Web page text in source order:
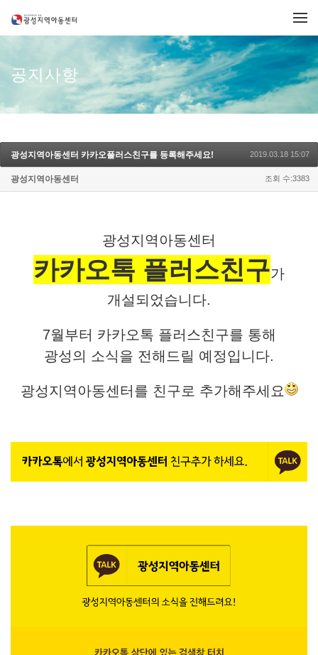
공지사항
광성지역아동센터 카카오플러스친구를 등록해주세요! 2019.03.18 15:07
광성지역아동센터 조회 수:3383
광성지역아동센터
카카오톡 플러스친구가
개설되었습니다.
7월부터 카카오톡 플러스친구를 통해
광성의 소식을 전해드릴 예정입니다.
광성지역아동센터를 친구로 추가해주세요